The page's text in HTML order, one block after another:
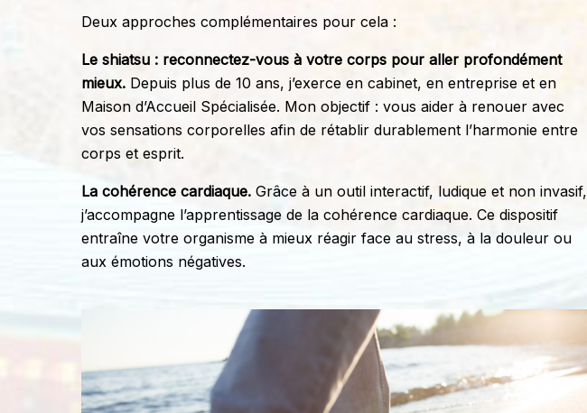
Deux approches complémentaires pour cela :
Le shiatsu : reconnectez-vous à votre corps pour aller profondément
mieux. Depuis plus de 10 ans, j’exerce en cabinet, en entreprise et en
Maison d’Accueil Spécialisée. Mon objectif : vous aider à renouer avec
vos sensations corporelles afin de rétablir durablement l’harmonie entre
corps et esprit.
La cohérence cardiaque. Grâce à un outil interactif, ludique et non invasif,
j’accompagne l’apprentissage de la cohérence cardiaque. Ce dispositif
entraîne votre organisme à mieux réagir face au stress, à la douleur ou
aux émotions négatives.